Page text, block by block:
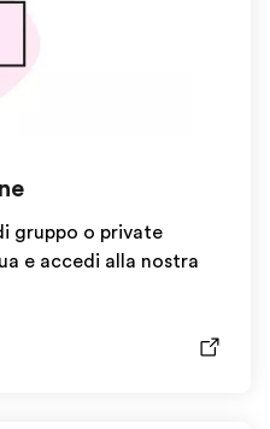
gruppo o private
e accedi alla nostra